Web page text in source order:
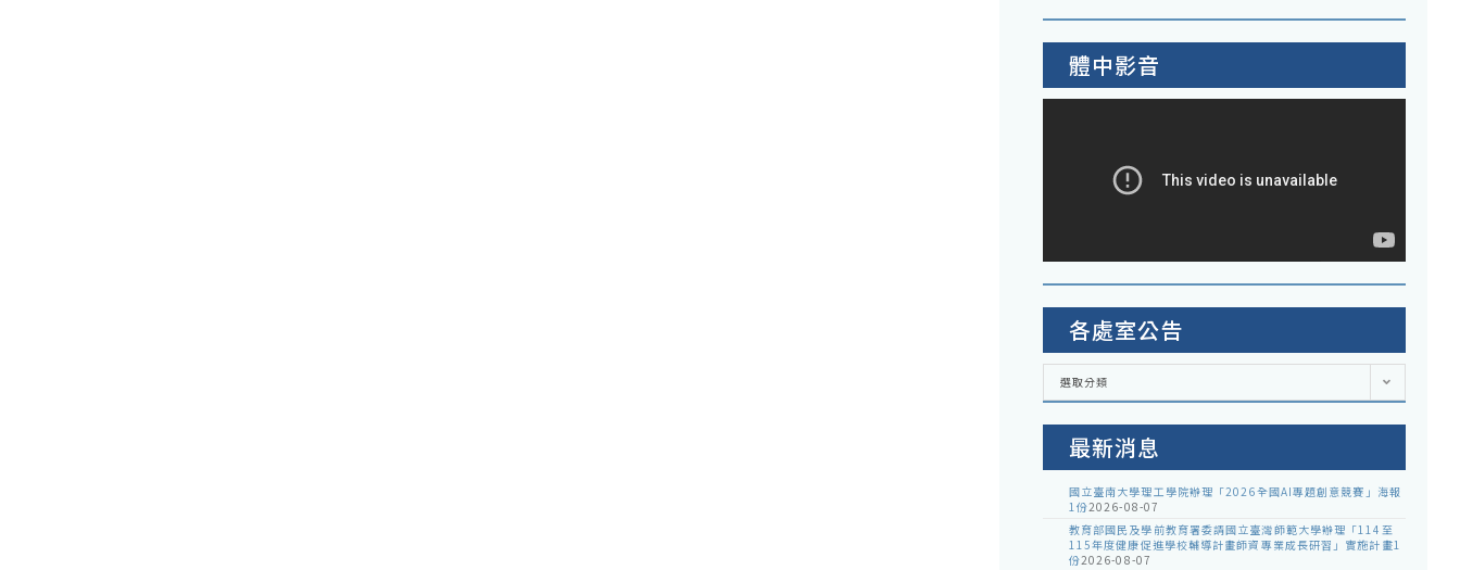
體中影音
各處室公告
各
室
選取分類
最新消息
國立臺南大學理工學院辦理「2026全國AI專題創意競賽」海報
1份2026-08-07
教育部國民及學前教育署委請國立臺灣師範大學辦理「114至
115年度健康促進學校輔導計畫師資專業成長研習」實施計畫1
份2026-08-07